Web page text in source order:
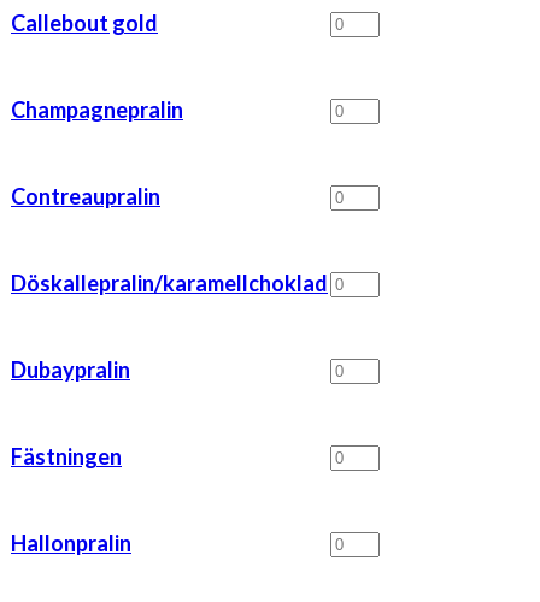
Callebout gold
Callebout
Champagnepralin
Champagnepralin
Contreaupralin
Contreaupralin
Döskallepralin/karamellchokladDöskallepralin/
Dubaypralin
Dubaypralin
Fästningen
Fästningen
Hallonpralin
Hallonpralin